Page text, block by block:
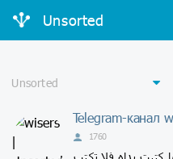
Unsorted
1760